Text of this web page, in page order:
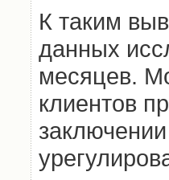
К таким
данных
месяцев.
клиентов